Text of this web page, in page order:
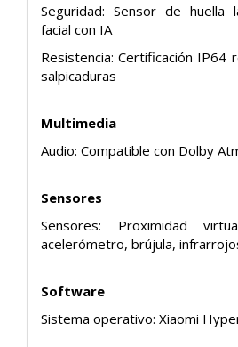
Seguridad: Sensor de huella
facial con IA
Resistencia: Certificación IP64
salpicaduras
Multimedia
Audio: Compatible con Dolby
Sensores
Sensores: Proximidad
acelerómetro, brújula,
Software
Sistema operativo: Xiaomi